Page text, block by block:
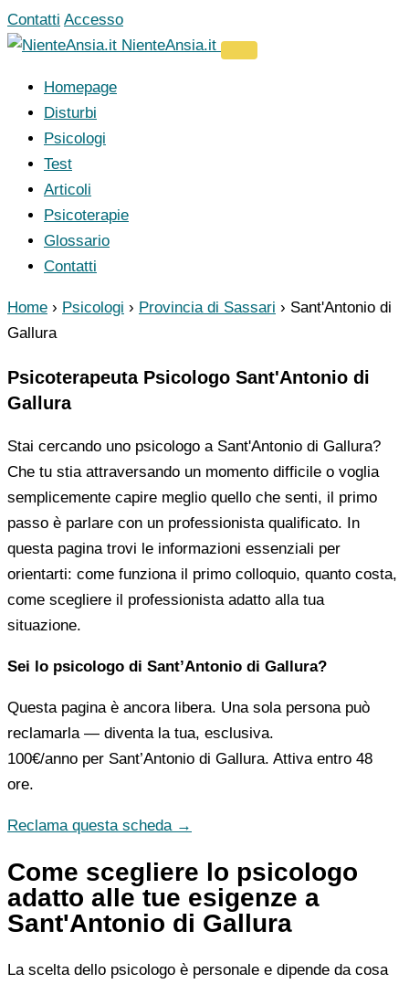
Vai
al
Contatti Accesso
NienteAnsia.it
Homepage
Disturbi
Psicologi
Test
Articoli
Psicoterapie
Glossario
Contatti
Home › Psicologi › Provincia di Sassari › Sant'Antonio di
Gallura
Psicoterapeuta Psicologo Sant'Antonio di
Gallura
Stai cercando uno psicologo a Sant'Antonio di Gallura?
Che tu stia attraversando un momento difficile o voglia
semplicemente capire meglio quello che senti, il primo
passo è parlare con un professionista qualificato. In
questa pagina trovi le informazioni essenziali per
orientarti: come funziona il primo colloquio, quanto costa,
come scegliere il professionista adatto alla tua
situazione.
Sei lo psicologo di Sant’Antonio di Gallura?
Questa pagina è ancora libera. Una sola persona può
reclamarla — diventa la tua, esclusiva.
100€/anno per Sant’Antonio di Gallura. Attiva entro 48
ore.
Reclama questa scheda →
Come scegliere lo psicologo
adatto alle tue esigenze a
Sant'Antonio di Gallura
La scelta dello psicologo è personale e dipende da cosa